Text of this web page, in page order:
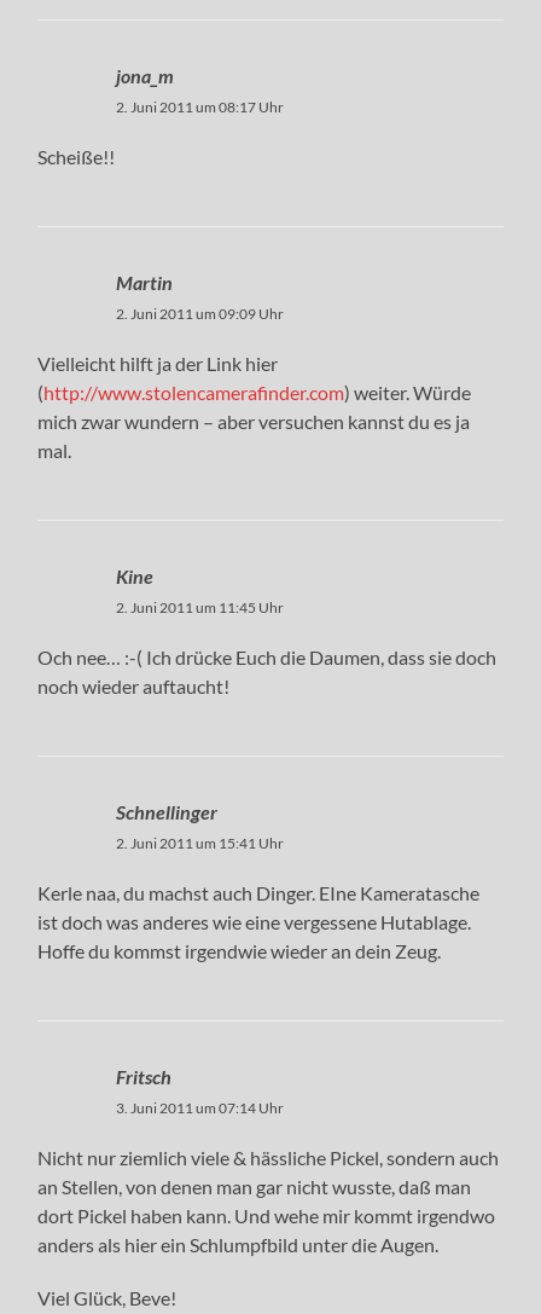
jona_m
2. Juni 2011 um 08:17 Uhr
Scheiße!!
Martin
2. Juni 2011 um 09:09 Uhr
Vielleicht hilft ja der Link hier
(http://www.stolencamerafinder.com) weiter. Würde
mich zwar wundern – aber versuchen kannst du es ja
mal.
Kine
2. Juni 2011 um 11:45 Uhr
Och nee… :-( Ich drücke Euch die Daumen, dass sie doch
noch wieder auftaucht!
Schnellinger
2. Juni 2011 um 15:41 Uhr
Kerle naa, du machst auch Dinger. EIne Kameratasche
ist doch was anderes wie eine vergessene Hutablage.
Hoffe du kommst irgendwie wieder an dein Zeug.
Fritsch
3. Juni 2011 um 07:14 Uhr
Nicht nur ziemlich viele & hässliche Pickel, sondern auch
an Stellen, von denen man gar nicht wusste, daß man
dort Pickel haben kann. Und wehe mir kommt irgendwo
anders als hier ein Schlumpfbild unter die Augen.
Viel Glück, Beve!